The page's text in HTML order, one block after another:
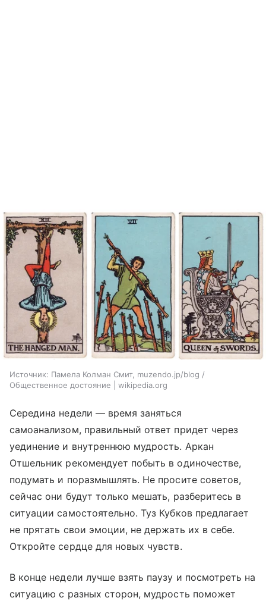
Источник: Памела Колман Смит, muzendo.jp/blog /
Общественное достояние | wikipedia.org
Середина недели — время заняться
самоанализом, правильный ответ придет через
уединение и внутреннюю мудрость. Аркан
Отшельник рекомендует побыть в одиночестве,
подумать и поразмышлять. Не просите советов,
сейчас они будут только мешать, разберитесь в
ситуации самостоятельно. Туз Кубков предлагает
не прятать свои эмоции, не держать их в себе.
Откройте сердце для новых чувств.
В конце недели лучше взять паузу и посмотреть на
ситуацию с разных сторон, мудрость поможет